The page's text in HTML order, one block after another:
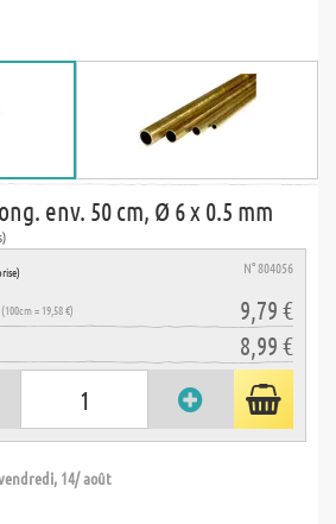
env. 50 cm, Ø 6 x 0.5 mm
N° 804056
(100cm = 19,58 €) 9,79 €
8,99 €
14/ août